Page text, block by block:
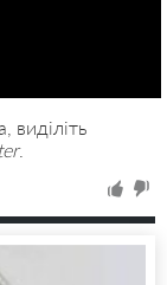
виділіть
.